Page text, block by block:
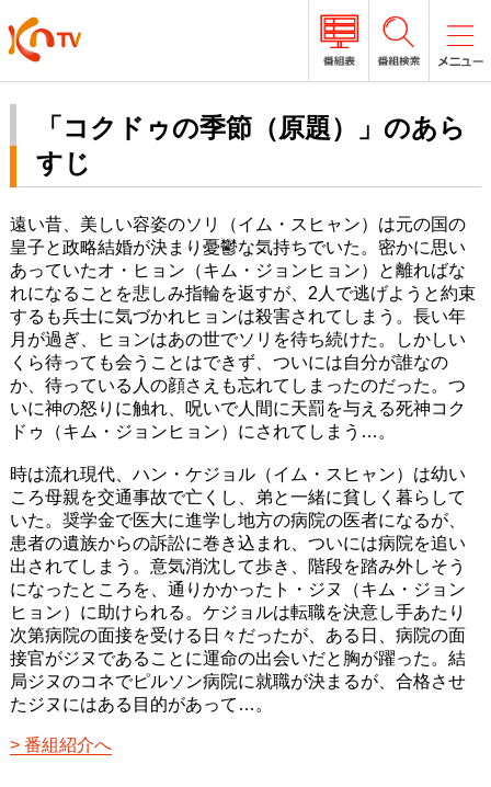
「コクドゥの季節（原題）」のあら
すじ
遠い昔、美しい容姿のソリ（イム・スヒャン）は元の国の
皇子と政略結婚が決まり憂鬱な気持ちでいた。密かに思い
あっていたオ・ヒョン（キム・ジョンヒョン）と離ればな
れになることを悲しみ指輪を返すが、2人で逃げようと約束
するも兵士に気づかれヒョンは殺害されてしまう。長い年
月が過ぎ、ヒョンはあの世でソリを待ち続けた。しかしい
くら待っても会うことはできず、ついには自分が誰なの
か、待っている人の顔さえも忘れてしまったのだった。つ
いに神の怒りに触れ、呪いで人間に天罰を与える死神コク
ドゥ（キム・ジョンヒョン）にされてしまう…。
時は流れ現代、ハン・ケジョル（イム・スヒャン）は幼い
ころ母親を交通事故で亡くし、弟と一緒に貧しく暮らして
いた。奨学金で医大に進学し地方の病院の医者になるが、
患者の遺族からの訴訟に巻き込まれ、ついには病院を追い
出されてしまう。意気消沈して歩き、階段を踏み外しそう
になったところを、通りかかったト・ジヌ（キム・ジョン
ヒョン）に助けられる。ケジョルは転職を決意し手あたり
次第病院の面接を受ける日々だったが、ある日、病院の面
接官がジヌであることに運命の出会いだと胸が躍った。結
局ジヌのコネでピルソン病院に就職が決まるが、合格させ
たジヌにはある目的があって…。
番組紹介へ